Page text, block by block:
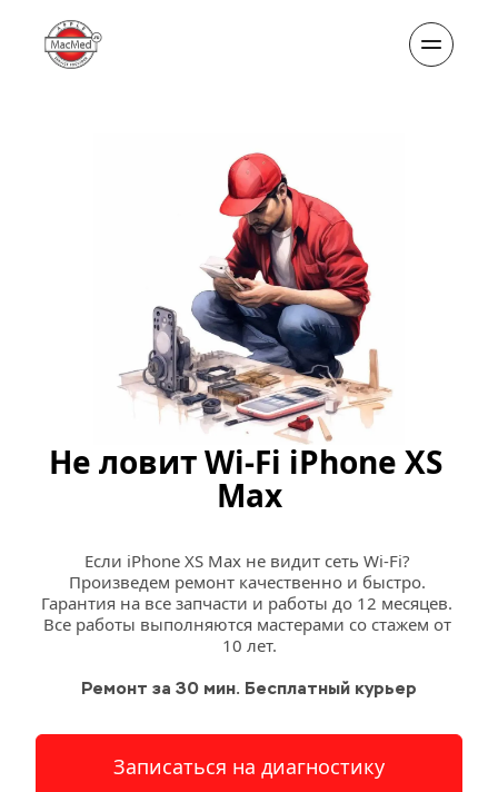
Не ловит Wi-Fi iPhone XS
Max
Если iPhone XS Max не видит сеть Wi-Fi?
Произведем ремонт качественно и быстро.
Гарантия на все запчасти и работы до 12 месяцев.
Все работы выполняются мастерами со стажем от
10 лет.
Ремонт за 30 мин. Бесплатный курьер
Записаться на диагностику